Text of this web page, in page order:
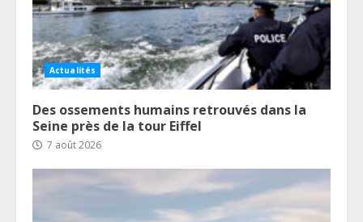
Actualités
Des ossements humains retrouvés dans la
Seine près de la tour Eiffel
7 août 2026